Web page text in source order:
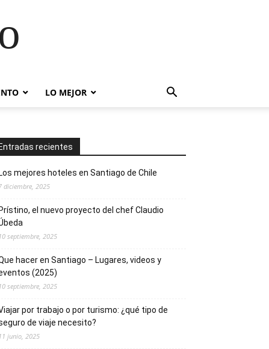
LO MEJOR
Entradas recientes
Los mejores hoteles en Santiago de Chile
diciembre, 2025
Prístino, el nuevo proyecto del chef Claudio
10 septiembre, 2025
hacer en Santiago – Lugares, videos y
(2025)
10 septiembre, 2025
por trabajo o por turismo: ¿qué tipo de
de viaje necesito?
11 junio, 2025